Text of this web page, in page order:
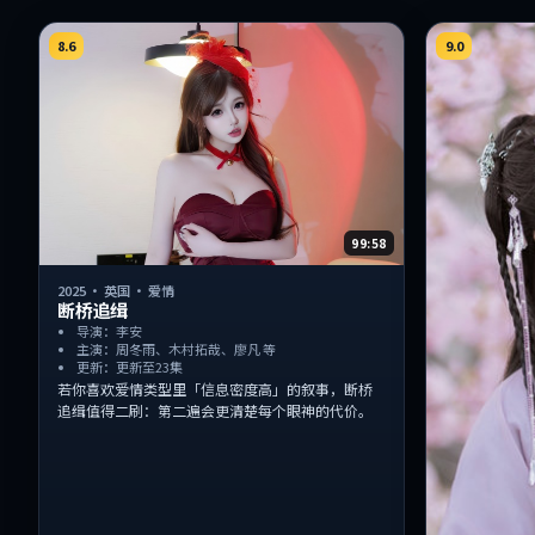
99:58
8.6
2025 ·英国 ·爱情
断桥追缉
导演：李安
主演：周冬雨、木村拓哉、廖凡 等
更新：更新至23集
若你喜欢爱情类型里「信息密度高」的叙事，断桥
追缉值得二刷：第二遍会更清楚每个眼神的代价。
9.0